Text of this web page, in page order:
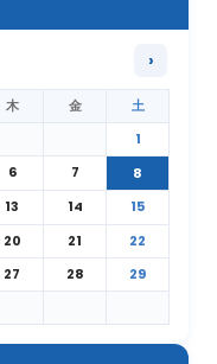
›
木 金
土
1
6 7
8
13 14
15
20 21
22
27 28
29